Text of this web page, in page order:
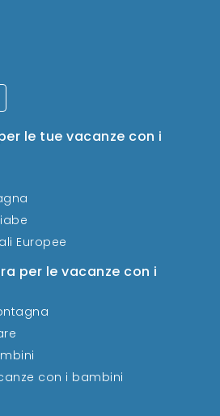
le tue vacanze con i
Europee
per le vacanze con i
con i bambini